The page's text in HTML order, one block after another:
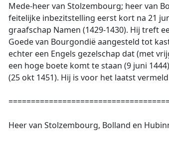
Mede-heer van Stolzembourg; heer van
feitelijke inbezitstelling eerst kort na 21
graafschap Namen (1429-1430). Hij treft
Goede van Bourgondië aangesteld tot
echter een Engels gezelschap dat (met
een hoge boete komt te staan (9 juni
(25 okt 1451). Hij is voor het laatst
Heer van Stolzembourg, Bolland en